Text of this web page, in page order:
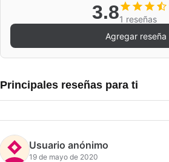
3.81 reseñas
Agregar reseña
Principales reseñas para ti
Usuario anónimo
19 de mayo de 2020